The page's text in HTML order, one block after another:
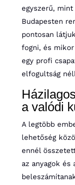
egyszerű,
Budapesten
pontosan
fogni, és
egy profi
elfogultság
a valódi
A legtöbb
lehetőség
ennél
az anyagok és